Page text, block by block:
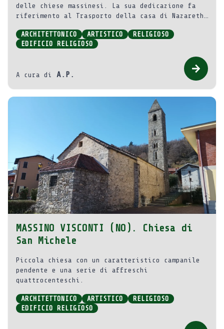
delle chiese massinesi. La sua dedicazione fa
riferimento al Trasporto della casa di Nazareth
diede avvio a una diffusa devozione.
ARCHITETTONICO ARTISTICO
RELIGIOSO
EDIFICIO RELIGIOSO
A cura di A.P.
MASSINO VISCONTI (NO). Chiesa di
San Michele
Piccola chiesa con un caratteristico campanile
pendente e una serie di affreschi
quattrocenteschi.
ARCHITETTONICO ARTISTICO
RELIGIOSO
EDIFICIO RELIGIOSO